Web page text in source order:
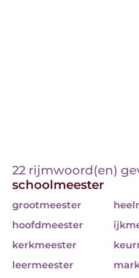
22 rijmwoord(en)
schoolmeester
grootmeester
hoofdmeester
kerkmeester
leermeester